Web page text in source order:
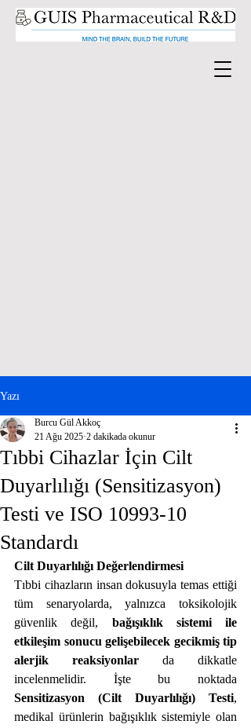
Yazı
Tıbbi Cihazlar İçin Cilt
Duyarlılığı (Sensitizasyon)
Testi ve ISO 10993-10
Standardı
Burcu Gül Akkoç
21 Ağu 2025 2 dakikada okunur
Cilt Duyarlılığı Değerlendirmesi
Tıbbi cihazların insan dokusuyla temas ettiği
tüm senaryolarda, yalnızca toksikolojik
güvenlik değil, bağışıklık sistemi ile
etkileşim sonucu gelişebilecek gecikmiş tip
alerjik reaksiyonlar da dikkatle
Sensitizasyon (Cilt Duyarlılığı) Testi,
medikal ürünlerin bağışıklık sistemiyle olan